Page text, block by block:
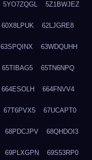
5YO7ZQGL 5Z1BWJEZ
60X8LPUK 62LJGRE8
63SPQINX 63WDQUHH
65TIBAG5 65TN6NPQ
664ESOLH 664FNVV4
67T6PVX5 67UCAPT0
68PDCJPV 68QHDOI3
69PLXGPN 69S53RP0